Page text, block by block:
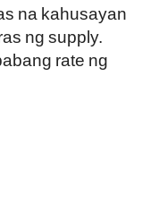
na kahusayan
ng supply.
rate ng